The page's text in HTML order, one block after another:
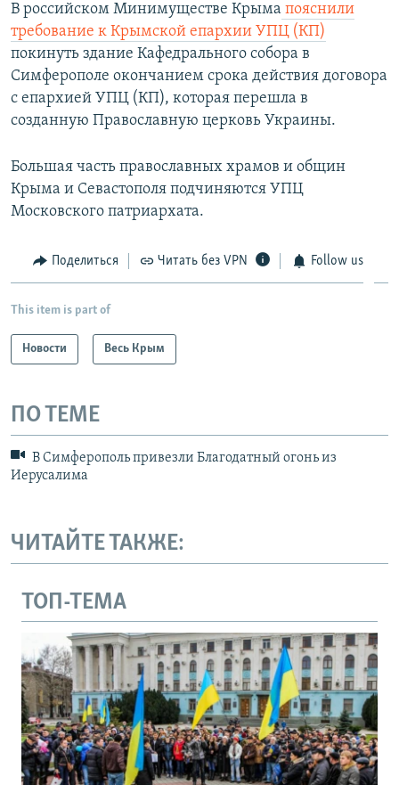
В российском Минимуществе Крыма пояснили
требование к Крымской епархии УПЦ (КП)
покинуть здание Кафедрального собора в
Симферополе окончанием срока действия договора
с епархией УПЦ (КП), которая перешла в
созданную Православную церковь Украины.
Большая часть православных храмов и общин
Крыма и Севастополя подчиняются УПЦ
Московского патриархата.
Поделиться Читать без VPN Follow us
This item is part of
Новости Весь Крым
ПО ТЕМЕ
В Симферополь привезли Благодатный огонь из
Иерусалима
ЧИТАЙТЕ ТАКЖЕ:
ТОП-ТЕМА